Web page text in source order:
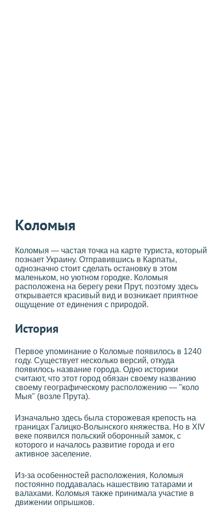
Коломыя
Коломыя — частая точка на карте туриста, который
познает Украину. Отправившись в Карпаты,
однозначно стоит сделать остановку в этом
маленьком, но уютном городке. Коломыя
расположена на берегу реки Прут, поэтому здесь
открывается красивый вид и возникает приятное
ощущение от единения с природой.
История
Первое упоминание о Коломые появилось в 1240
году. Существует несколько версий, откуда
появилось название города. Одно историки
считают, что этот город обязан своему названию
своему географическому расположению — "коло
Мыя" (возле Прута).
Изначально здесь была сторожевая крепость на
границах Галицко-Волынского княжества. Но в XIV
веке появился польский оборонный замок, с
которого и началось развитие города и его
активное заселение.
Из-за особенностей расположения, Коломыя
постоянно поддавалась нашествию татарами и
валахами. Коломыя также принимала участие в
движении опрышков.